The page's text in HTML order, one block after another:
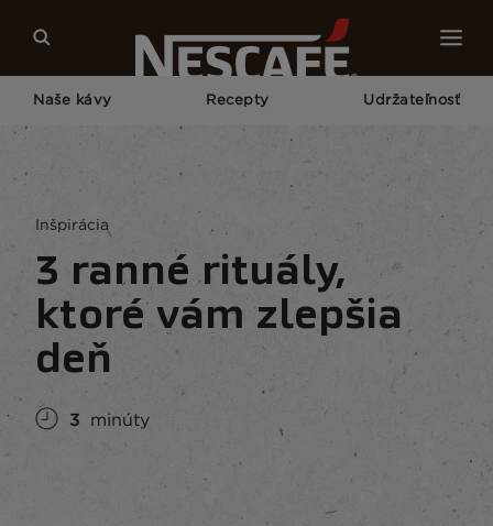
Naše kávy Recepty Udržateľnosť
3 Ranné Rituály, Ktoré Vám Zlepšia Deň
Inšpirácia
3 ranné rituály,
ktoré vám zlepšia
deň
3 minúty